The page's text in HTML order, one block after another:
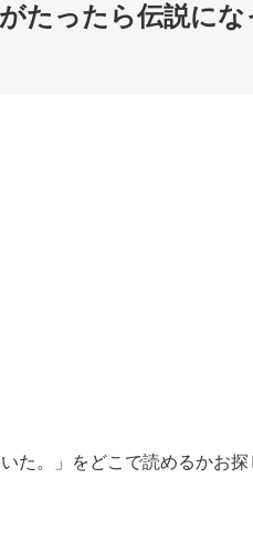
たったら伝説に
た。」をどこで読めるかお探